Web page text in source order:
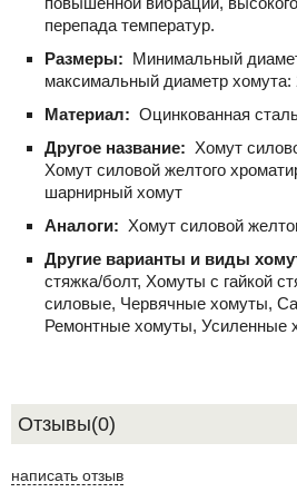
перепада температур.
Размеры: Минимальный
максимальный диаметр
Материал: Оцинкованная
Другое название: Хомут
Хомут силовой желтого
шарнирный хомут
Аналоги: Хомут силовой
Другие варианты и виды
стяжка/болт, Хомуты с гайкой
силовые, Червячные хомуты,
Ремонтные хомуты, Усиленные
Отзывы(0)
написать отзыв